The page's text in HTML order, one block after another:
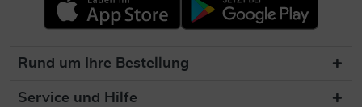
Rund um Ihre Bestellung
Service und Hilfe